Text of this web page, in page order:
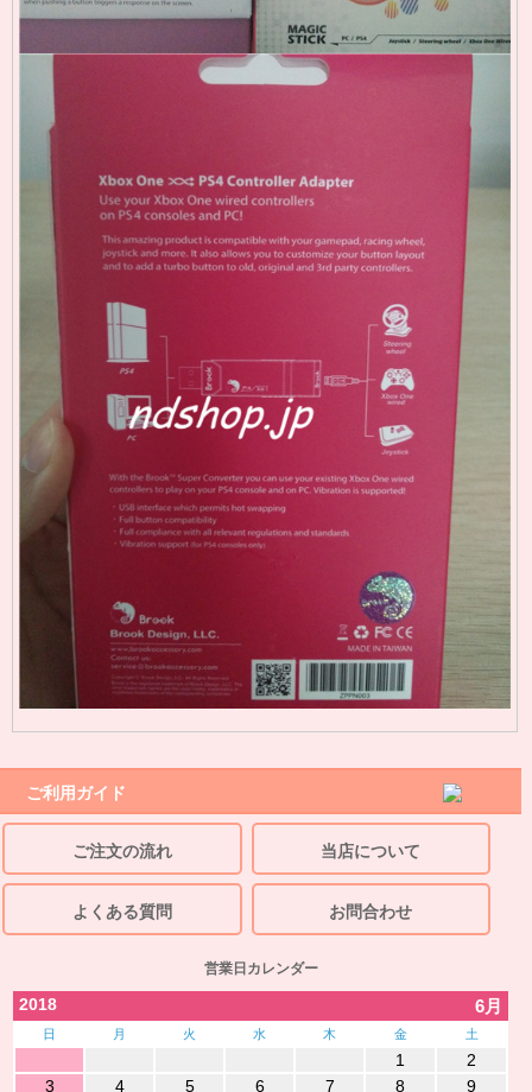
ご利用ガイド
ご注文の流れ 当店について
よくある質問 お問合わせ
営業日カレンダー
2018 6月
日 月 火 水 木 金 土
1
2
3
4 5 6 7 8 9